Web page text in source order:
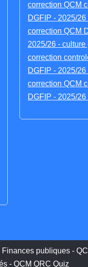
correction QCM
DGFIP - 2025/
correction QCM
2025/26 - culture
correction
DGFIP - 2025/
correction QCM
DGFIP - 2025/26
publiques -
- QCM QRC Quiz